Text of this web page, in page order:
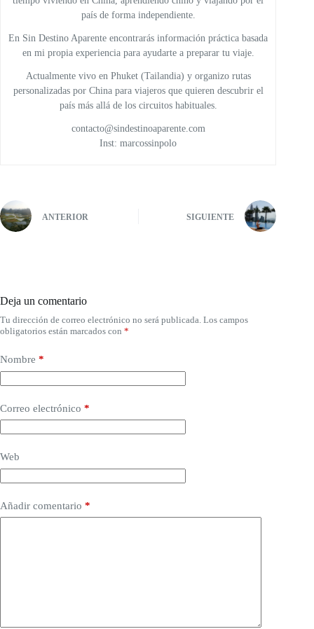
país de forma independiente.
En Sin Destino Aparente encontrarás información práctica basada
en mi propia experiencia para ayudarte a preparar tu viaje.
Actualmente vivo en Phuket (Tailandia) y organizo rutas
personalizadas por China para viajeros que quieren descubrir el
país más allá de los circuitos habituales.
contacto@sindestinoaparente.com
Inst: marcossinpolo
ANTERIOR SIGUIENTE
Deja un comentario
Tu dirección de correo electrónico no será publicada. Los campos
obligatorios están marcados con *
Nombre *
Correo electrónico *
Web
Añadir comentario *